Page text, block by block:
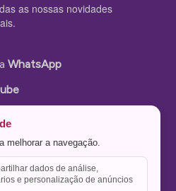
as nossas novidades
WhatsApp
melhorar a navegação.
dados de análise,
e personalização de anúncios